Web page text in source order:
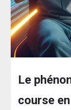
Le
course